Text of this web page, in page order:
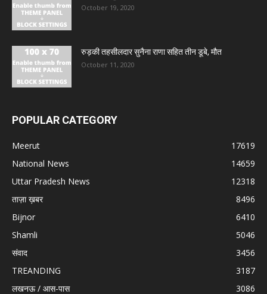
October 19, 2020
रुड़की तहसीलदार सुनैना राणा सहित तीन डूबे, मौत
October 11, 2020
POPULAR CATEGORY
Meerut
17619
National News
14659
Uttar Pradesh News
12318
ताज़ा ख़बर
8496
Bijnor
6410
Shamli
5046
संवाद
3456
TREANDING
3187
लखनऊ / आस-पास
3086